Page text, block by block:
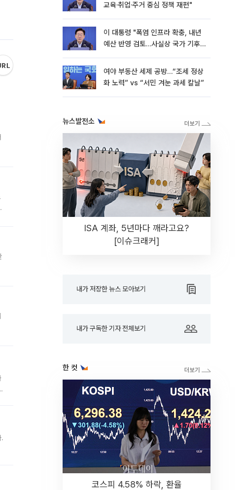
.
교육·취업·주거 중심 정책 재편"
이 대통령 "폭염 인프라 확충, 내년
예산 반영 검토…사실상 국가 기후
여야 부동산 세제 공방…“조세 정상
화 노력” vs “서민 겨눈 과세 칼날”
뉴스발전소
ISA 계좌, 5년마다 깨라고요?
[이슈크래커]
내가 저장한 뉴스 모아보기
내가 구독한 기자 전체보기
한 컷
코스피 4.58% 하락, 환율